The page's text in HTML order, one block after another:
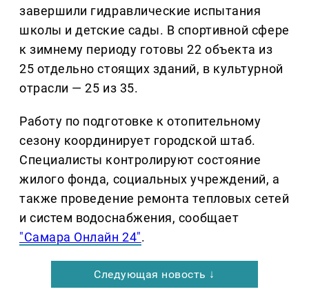
завершили гидравлические испытания
школы и детские сады. В спортивной сфере
к зимнему периоду готовы 22 объекта из
25 отдельно стоящих зданий, в культурной
отрасли — 25 из 35.
Работу по подготовке к отопительному
сезону координирует городской штаб.
Специалисты контролируют состояние
жилого фонда, социальных учреждений, а
также проведение ремонта тепловых сетей
и систем водоснабжения, сообщает
"Самара Онлайн 24".
Следующая новость ↓